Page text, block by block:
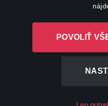
POVOLIŤ
Canal+ Luxembourg S. à r.l. so